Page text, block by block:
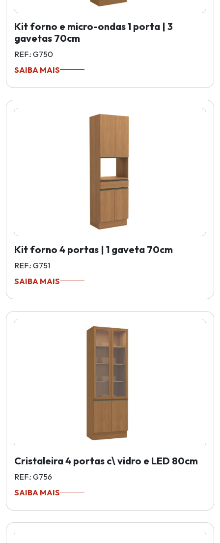
Kit forno e micro-ondas 1 porta | 3
gavetas 70cm
REF.: G750
SAIBA MAIS
Kit forno 4 portas | 1 gaveta 70cm
REF.: G751
SAIBA MAIS
Cristaleira 4 portas c\ vidro e LED 80cm
REF.: G756
SAIBA MAIS